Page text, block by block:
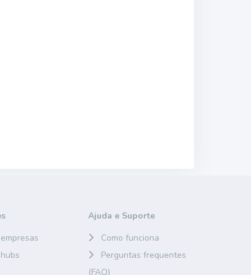
Ajuda e Suporte
Como funciona
Perguntas frequentes
(FAQ)